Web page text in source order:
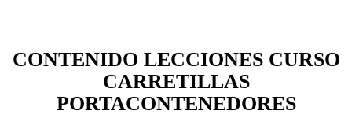
CONTENIDO LECCIONES CURSO
CARRETILLAS
PORTACONTENEDORES